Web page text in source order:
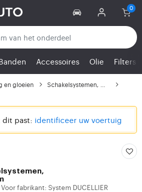
Accessoires Olie Filters
en gloeien
dit past: identificeer uw voertuig
Voor fabrikant: System DUCELLIER